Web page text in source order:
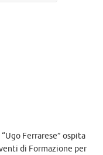
Ferrarese” ospita
di Formazione per